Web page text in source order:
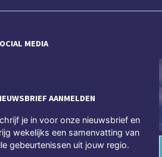
MEDIA
AANMELDEN
je in voor onze nieuwsbrief en
wekelijks een samenvatting van
gebeurtenissen uit jouw regio.